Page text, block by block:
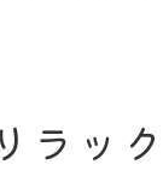
ラッ